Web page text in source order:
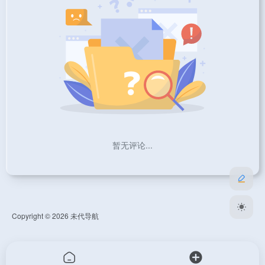
暂无评论...
Copyright © 2026 未代导航